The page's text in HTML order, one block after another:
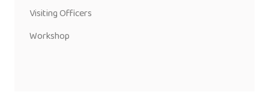
Visiting Officers
Workshop